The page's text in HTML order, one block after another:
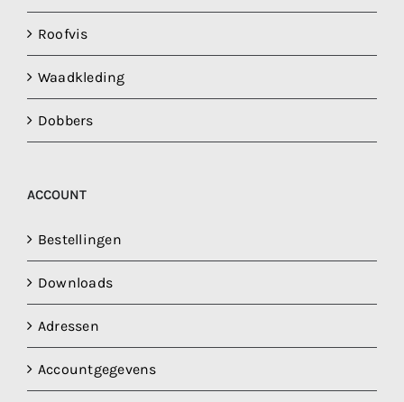
Roofvis
Waadkleding
Dobbers
ACCOUNT
Bestellingen
Downloads
Adressen
Accountgegevens